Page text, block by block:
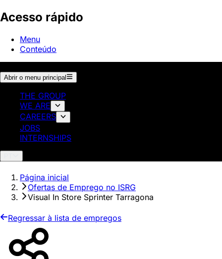
Acesso rápido
Menu
Conteúdo
Abrir o menu principal
THE GROUP
WE ARE
CAREERS
JOBS
INTERNSHIPS
Página inicial
Ofertas de Emprego no ISRG
Visual In Store Sprinter Tarragona
Regressar à lista de empregos